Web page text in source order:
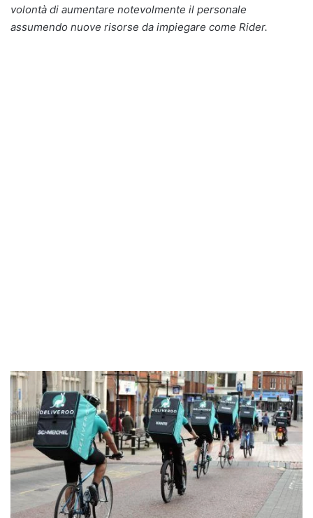
volontà di aumentare notevolmente il personale
assumendo nuove risorse da impiegare come Rider.